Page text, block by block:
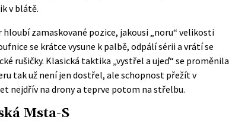
v blátě.
zamaskované pozice, jakousi „noru“ velikosti
se krátce vysune k palbě, odpálí sérii a vrátí se
rušičky. Klasická taktika „vystřel a ujeď“ se proměnila
tak už není jen dostřel, ale schopnost přežít v
nejdřív na drony a teprve potom na střelbu.
Msta-S